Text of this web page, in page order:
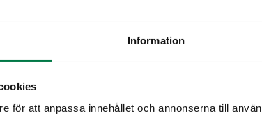
Information
för att anpassa innehållet och annonserna till
tuore
tuore
Lisää vesi, mehu ja kasvisliemijauhe.
Ripottele valmiin keiton pinnalle